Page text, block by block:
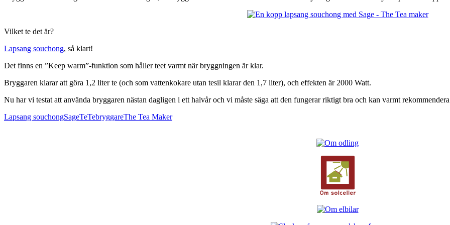
Vilket te det är?
Lapsang souchong, så klart!
Det finns en ”Keep warm”-funktion som håller teet varmt när bryggningen är klar.
Bryggaren klarar att göra 1,2 liter te (och som vattenkokare utan tesil klarar den 1,7 liter), och effekten är 2000 Watt.
Nu har vi testat att använda bryggaren nästan dagligen i ett halvår och vi måste säga att den fungerar riktigt bra och kan varmt
Lapsang souchongSageTeTebryggareThe Tea Maker